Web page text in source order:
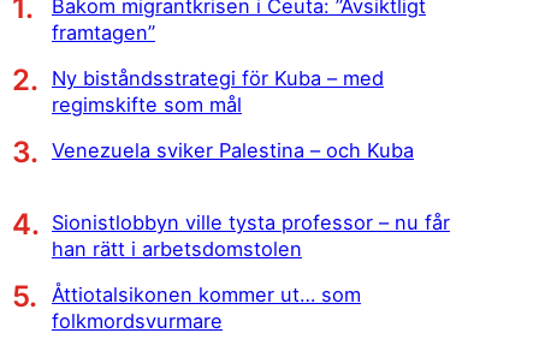
Bakom migrantkrisen i Ceuta: ”Avsiktligt
framtagen”
Ny biståndsstrategi för Kuba – med
regimskifte som mål
Venezuela sviker Palestina – och Kuba
Sionistlobbyn ville tysta professor – nu får
han rätt i arbetsdomstolen
Åttiotalsikonen kommer ut… som
folkmordsvurmare